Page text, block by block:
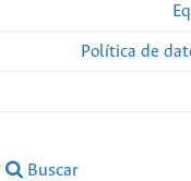
Política de
Buscar